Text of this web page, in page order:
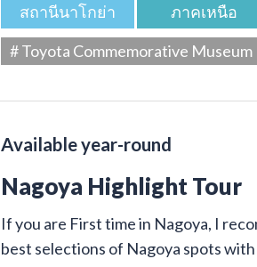
สถานีนาโกย่า ภาคเหนือ
# Toyota Commemorative Museum
Available year-round
Nagoya Highlight Tour
If you are First time in Nagoya, I
best selections of Nagoya spots